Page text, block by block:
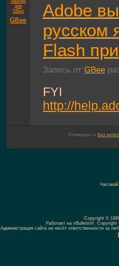
GBee
Adobe
русском
Flash
Запись от GBee
FYI
http://
Размещено в Без
Copyright ©
Работает на vBulletin®.
Администрация сайта не несёт ответственности за